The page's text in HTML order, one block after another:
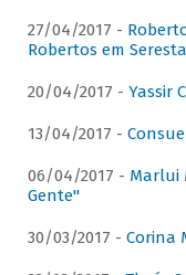
27/04/2017 -
Robertos em
20/04/2017 - Yassir
13/04/2017 -
06/04/2017 - Marlui
Gente"
30/03/2017 - Corina